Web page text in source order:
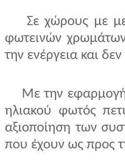
Σε χώρους με
φωτεινών
την ενέργεια και
Με την εφαρμογή
ηλιακού φωτός
αξιοποίηση των
που έχουν ως προς